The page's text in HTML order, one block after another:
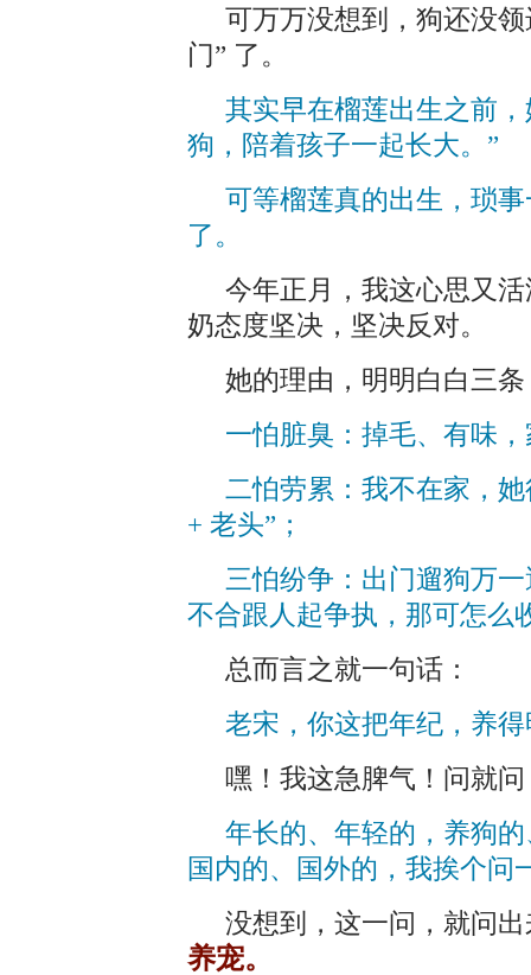
可万万没想到，狗还没
门” 了。
其实早在榴莲出生之前
狗，陪着孩子一起长大。”
可等榴莲真的出生，琐
了。
今年正月，我这心思又
奶态度坚决，坚决反对。
她的理由，明明白白三条
一怕脏臭：掉毛、有味
二怕劳累：我不在家，
+ 老头”；
三怕纷争：出门遛狗万
不合跟人起争执，那可怎么
总而言之就一句话：
老宋，你这把年纪，养
嘿！我这急脾气！问就问
年长的、年轻的，养狗
国内的、国外的，我挨个问
没想到，这一问，就问
养宠。